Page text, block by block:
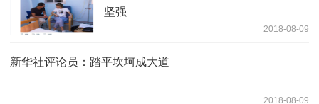
坚强
2018-08-09
新华社评论员：踏平坎坷成大道
2018-08-09